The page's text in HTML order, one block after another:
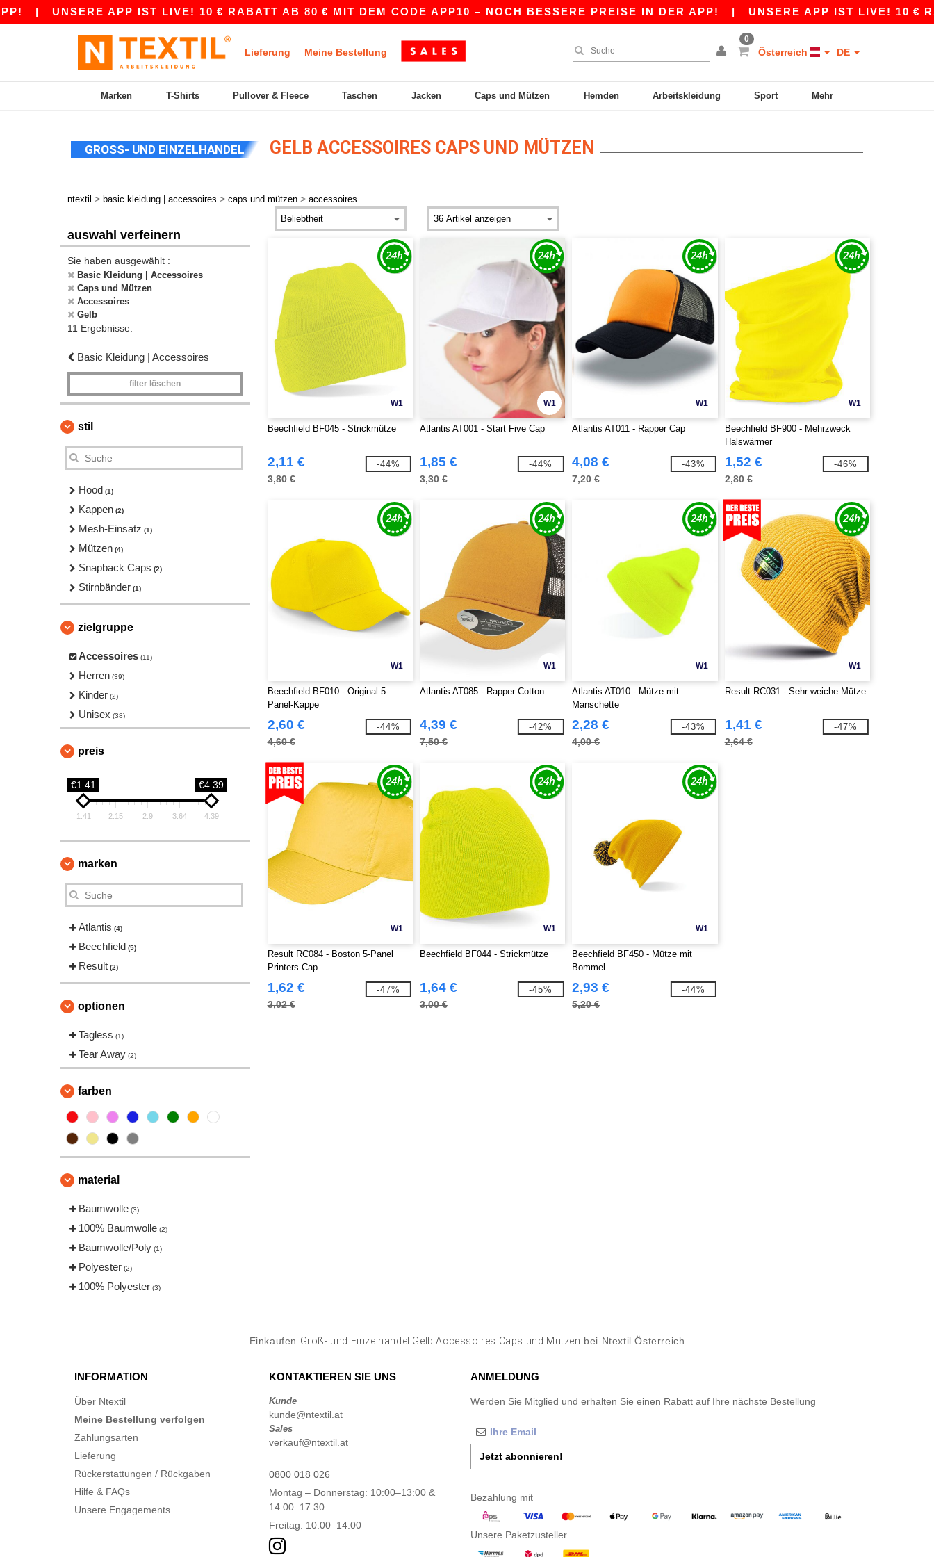
UNSERE APP IST LIVE! 10 € RABATT AB 80 € MIT DEM CODE APP10 – NOCH BESSERE PREISE IN DER APP!| UNSERE APP IST LIVE! 10 €
Lieferung Meine Bestellung
0
Österreich DE
Marken T-Shirts Pullover & Fleece Taschen Jacken Caps und Mützen Hemden Arbeitskleidung Sport Mehr
GROSS- UND EINZELHANDEL GELB ACCESSOIRES CAPS UND MÜTZEN
ntextil > basic kleidung | accessoires > caps und mützen > accessoires
auswahl verfeinern
Sie haben ausgewählt :
Basic Kleidung | Accessoires
Caps und Mützen
Accessoires
Gelb
11 Ergebnisse.
Basic Kleidung | Accessoires
filter löschen
stil
Hood (1)
Kappen (2)
Mesh-Einsatz (1)
Mützen (4)
Snapback Caps (2)
Stirnbänder (1)
zielgruppe
Accessoires (11)
Herren (39)
Kinder (2)
Unisex (38)
preis
€1.41 €4.39
1.41 2.15 2.9 3.64 4.39
marken
Atlantis (4)
Beechfield (5)
Result (2)
optionen
Tagless (1)
Tear Away (2)
farben
material
Baumwolle (3)
100% Baumwolle (2)
Baumwolle/Poly (1)
Polyester (2)
100% Polyester (3)
W1
Beechfield BF045 - Strickmütze
2,11 €
3,80 €
-44%
W1
Atlantis AT001 - Start Five Cap
1,85 €
3,30 €
-44%
W1
Atlantis AT011 - Rapper Cap
4,08 €
7,20 €
-43%
W1
Beechfield BF900 - Mehrzweck
Halswärmer
1,52 €
2,80 €
-46%
W1
Beechfield BF010 - Original 5-
Panel-Kappe
2,60 €
4,60 €
-44%
W1
Atlantis AT085 - Rapper Cotton
4,39 €
7,50 €
-42%
W1
Atlantis AT010 - Mütze mit
Manschette
2,28 €
4,00 €
-43%
W1
Result RC031 - Sehr weiche Mütze
1,41 €
2,64 €
-47%
W1
Result RC084 - Boston 5-Panel
Printers Cap
1,62 €
3,02 €
-47%
W1
Beechfield BF044 - Strickmütze
1,64 €
3,00 €
-45%
W1
Beechfield BF450 - Mütze mit
Bommel
2,93 €
5,20 €
-44%
Einkaufen Groß- und Einzelhandel Gelb Accessoires Caps und Mützen bei Ntextil Österreich
INFORMATION
Über Ntextil
Meine Bestellung verfolgen
Zahlungsarten
Lieferung
Rückerstattungen / Rückgaben
Hilfe & FAQs
Unsere Engagements
KONTAKTIEREN SIE UNS
Kunde
kunde@ntextil.at
Sales
verkauf@ntextil.at
0800 018 026
Montag – Donnerstag: 10:00–13:00 &
14:00–17:30
Freitag: 10:00–14:00
ANMELDUNG
Werden Sie Mitglied und erhalten Sie einen Rabatt auf Ihre nächste Bestellung
Jetzt abonnieren!
Bezahlung mit
Unsere Paketzusteller